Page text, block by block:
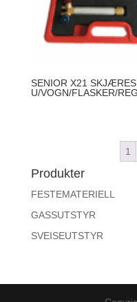
SENIOR X21
U/VOGN/FLASKER/
1
Produkter
FESTEMATERIELL
GASSUTSTYR
SVEISEUTSTYR